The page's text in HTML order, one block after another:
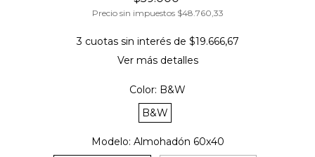
Precio sin impuestos $48.760,33
3 cuotas sin interés de $19.666,67
Ver más detalles
Color: B&W
B&W
Modelo: Almohadón 60x40